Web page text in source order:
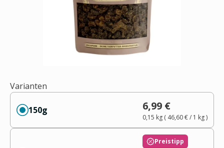
Varianten
150g 6,99 €
0,15 kg( 46,60 €/ 1 kg)
Preistipp